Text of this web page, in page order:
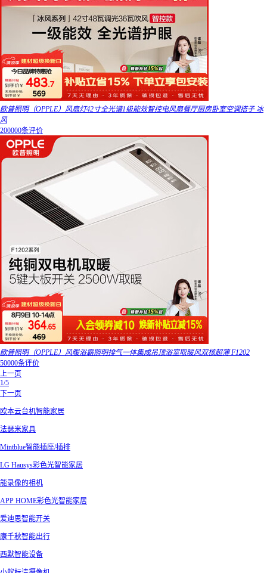
欧普照明（OPPLE）风扇灯42寸全光谱1级能效智控电风扇餐厅厨房卧室空调搭子 冰
风
200000条评价
欧普照明（OPPLE）风暖浴霸照明排气一体集成吊顶浴室取暖风双核超薄 F1202
50000条评价
上一页
1/5
下一页
欧本云台机智能家居
法瑟米家具
Mintblue智能插座/插排
LG Hausys彩色光智能家居
能录像的相机
APP HOME彩色光智能家居
爱迪思智能开关
康千秋智能出行
西默智能设备